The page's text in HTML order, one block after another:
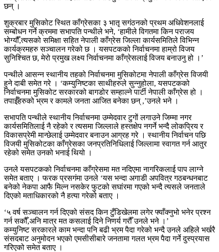
छन् ।
शुक्रबार मुसिकोट स्थित काँग्रेसका ३ भातृ सगंठनको प्रथम अधिवेशनलाई
सम्बोधन गर्ने क्रममा सभापति पन्थीले भने, ‘हामीले विगतमा किन पराजय
भोग्यौँ,त्यसको समिक्षा सहित नेपाली काँग्रेस जिल्ला कार्यसमितिले विभिन्न
कार्यक्रमहरु सञ्चालन गरेको छ । यसपटकको निर्वाचनमा हाम्रो विजय
सुनिश्चित छ, मेरो प्रमुख लक्ष्य निर्वाचनमा काँग्रेसलाई विजय बनाउनु हो ।’
पन्थीले आसन्न स्थानीय तहको निर्वाचनमा मुसिकोटमा नेपाली काँग्रेस विजयी
हुने दाबी समेत गरे । ‘कम्युनिष्टका साथीहरुले सुन्नुहोला, यसपटकको
निर्वाचनमा मुसिकोट सरकारको बागडोर सम्हाल्ने पार्टी नेपाली काँग्रेस हो ।
तपाईँहरुको भ्रम र कामले जनता आजित बनेका छन् ,’उनले भने ।
सभापति पन्थीले स्थानीय निर्वाचनमा उम्मेदवार टुगों लगाउने जिम्मा नगर
कार्यसमितिलाई नै रहेको र त्यसमा जिल्लाले हस्तक्षेप नगर्ने भन्दै लोकप्रिय र
विकासप्रेमी मान्छेलाई उम्मेदवार बनाउन आग्रह गरे । स्थानीय निर्वाचन पछि
विजयी मुसिकोटका काँग्रेसका जनप्रतिनिधिलाई जिल्लामा स्वागत गर्न आतुर
रहेको समेत उनको भनाई थियो ।
उनले यसपटकको निर्वाचनमा काँग्रेसमा मत नदिएमा नागरिकलाई पाप लाग्ने
समेत बताए । फरक प्रसगंमा उनले ‘यस भन्दा अगाडी अपवित्र गठबन्धनबाट
बनेको नेकपा आफै मिल्न नसकेर फुटको सघांरमा गएको भन्दै त्यसले जनताले
दिएको मताधिकारको नै हत्या गरेको बताए ।
‘५ वर्ष सञ्चालन गर्न दिएको संसद किन टुँडिखेलमा लगेर फ्याँक्नुभो भनेर प्रश्न
गर्न सकौँ,अनि मात्र मत कसलाई दिने निणर्य गरौँ उनले भने ।’
कम्युनिष्ट सरकारले काम भन्दा पनि बढी भ्रम पैदा गरेको भन्दै उनले अहिले भर्खरै
संसदबाट अनुमोदन भएको एमसीसीबारे जनतामा गलत भ्रम पैदा गर्ने दुस्प्रयास
गरिएको समेत बताए ।